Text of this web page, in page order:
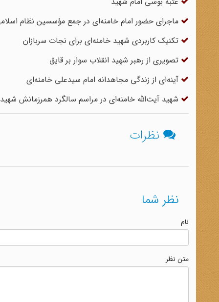
ماجرای حضور امام ‌خامنه‌ای در جمع مؤسسین نظام
تکنیک کاربردی شهید خامنه‌ای برای نجات سربازان
تصویری از رهبر شهید انقلاب سوار بر قایق
آینه‌ای از زندگی مجاهدانه امام سیدعلی خامنه‌ای
شهید آیت‌الله خامنه‌ای در مراسم سالگرد همرزمانش
نظرات
نظر شما
نام
متن نظر